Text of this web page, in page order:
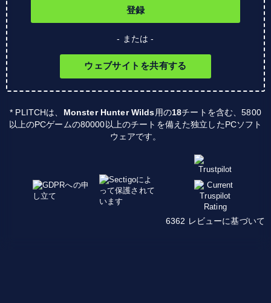
登録
- または -
ウェブサイトを共有する
* PLITCHは、 Monster Hunter Wilds用の18チートを含む、5800
以上のPCゲームの80000以上のチートを備えた独立したPCソフト
ウェアです。
6362 レビューに基づいて